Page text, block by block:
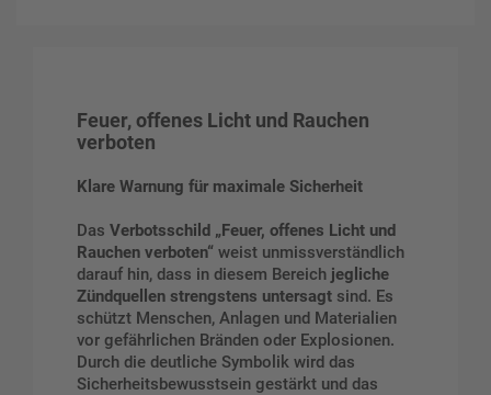
Feuer, offenes Licht und Rauchen
verboten
Klare Warnung für maximale Sicherheit
Das Verbotsschild „Feuer, offenes Licht und
Rauchen verboten“ weist unmissverständlich
darauf hin, dass in diesem Bereich jegliche
Zündquellen strengstens untersagt sind. Es
schützt Menschen, Anlagen und Materialien
vor gefährlichen Bränden oder Explosionen.
Durch die deutliche Symbolik wird das
Sicherheitsbewusstsein gestärkt und das